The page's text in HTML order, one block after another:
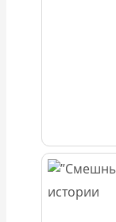
истории